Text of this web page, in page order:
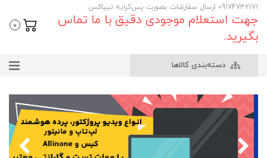
09174732171 ارسال سفارشات بصورت پس‌کرایه تیپاکس
جهت استعلام موجودی دقیق با ما تماس
بگیرید.
0
دسته‌بندی کالاها